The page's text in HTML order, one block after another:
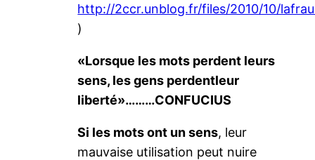
http://2ccr.unblog.fr/files/2010/10/
)
«Lorsque les mots perdent leurs
sens, les gens perdentleur
liberté»………CONFUCIUS
Si les mots ont un sens, leur
mauvaise utilisation peut nuire